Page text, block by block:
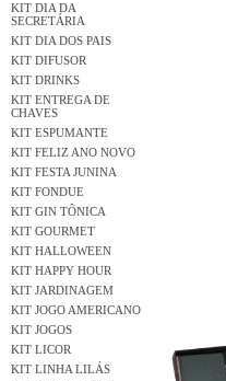
KIT DIA DA
SECRETÁRIA
KIT DIA DOS PAIS
KIT DIFUSOR
KIT DRINKS
KIT ENTREGA DE
CHAVES
KIT ESPUMANTE
KIT FELIZ ANO NOVO
KIT FESTA JUNINA
KIT FONDUE
KIT GIN TÔNICA
KIT GOURMET
KIT HALLOWEEN
KIT HAPPY HOUR
KIT JARDINAGEM
KIT JOGO AMERICANO
KIT JOGOS
KIT LICOR
KIT LINHA LILÁS